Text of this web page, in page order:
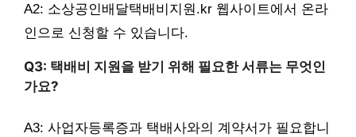
A2: 소상공인배달택배비지원.kr 웹사이트에서 온라
인으로 신청할 수 있습니다.
Q3: 택배비 지원을 받기 위해 필요한 서류는 무엇인
가요?
A3: 사업자등록증과 택배사와의 계약서가 필요합니